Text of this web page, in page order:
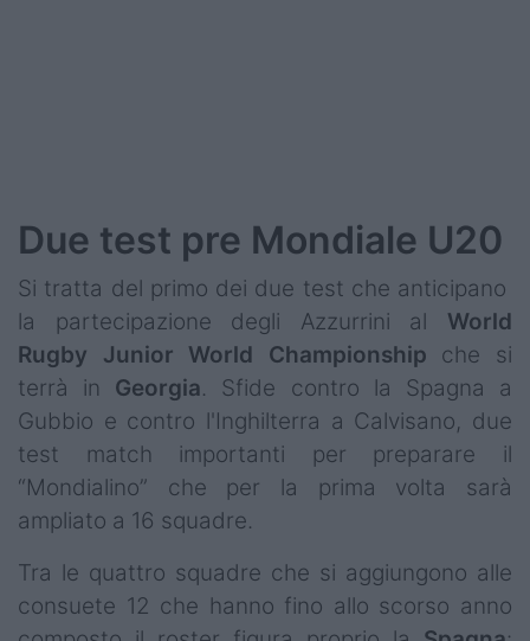
Due test pre Mondiale U20
Si tratta del primo dei due test che anticipano
la partecipazione degli Azzurrini al World
Rugby Junior World Championship che si
terrà in Georgia. Sfide contro la Spagna a
Gubbio e contro l'Inghilterra a Calvisano, due
test match importanti per preparare il
“Mondialino” che per la prima volta sarà
ampliato a 16 squadre.
Tra le quattro squadre che si aggiungono alle
consuete 12 che hanno fino allo scorso anno